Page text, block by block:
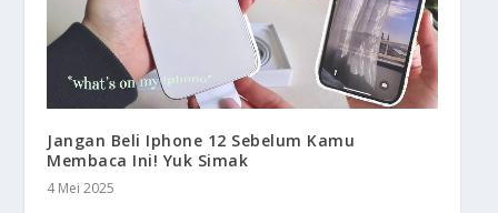
Jangan Beli Iphone 12 Sebelum Kamu
Membaca Ini! Yuk Simak
4 Mei 2025